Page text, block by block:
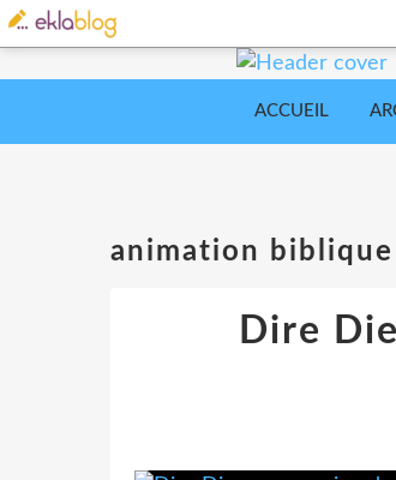
ACCUEIL
animation biblique
Dire